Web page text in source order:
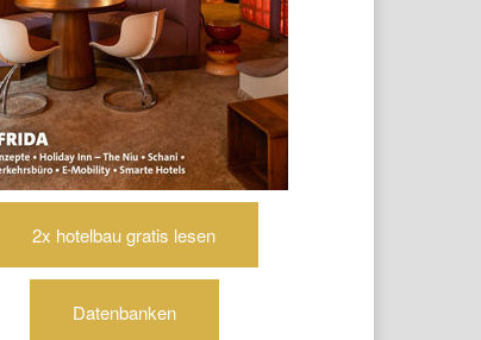
2x hotelbau gratis lesen
Datenbanken